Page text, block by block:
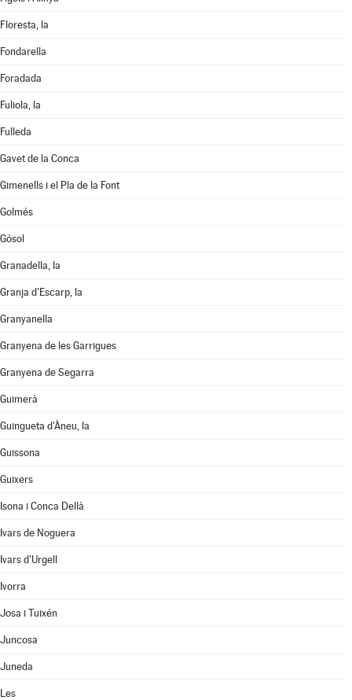
Floresta, la
Fondarella
Foradada
Fuliola, la
Fulleda
Gavet de la Conca
Gimenells i el Pla de la Font
Golmés
Gósol
Granadella, la
Granja d'Escarp, la
Granyanella
Granyena de les Garrigues
Granyena de Segarra
Guimerà
Guingueta d'Àneu, la
Guissona
Guixers
Isona i Conca Dellà
Ivars de Noguera
Ivars d'Urgell
Ivorra
Josa i Tuixén
Juncosa
Juneda
Les